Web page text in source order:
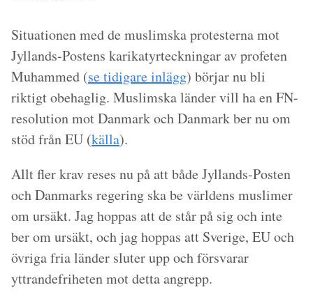
Situationen med de muslimska protesterna mot
Jyllands-Postens karikatyrteckningar av profeten
Muhammed (se tidigare inlägg) börjar nu bli
riktigt obehaglig. Muslimska länder vill ha en FN-
resolution mot Danmark och Danmark ber nu om
stöd från EU (källa).
Allt fler krav reses nu på att både Jyllands-Posten
och Danmarks regering ska be världens muslimer
om ursäkt. Jag hoppas att de står på sig och inte
ber om ursäkt, och jag hoppas att Sverige, EU och
övriga fria länder sluter upp och försvarar
yttrandefriheten mot detta angrepp.